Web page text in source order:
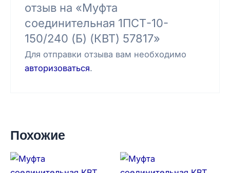
отзыв на «Муфта
соединительная 1ПCТ-10-
150/240 (Б) (КВТ) 57817»
Для отправки отзыва вам необходимо
авторизоваться.
Похожие